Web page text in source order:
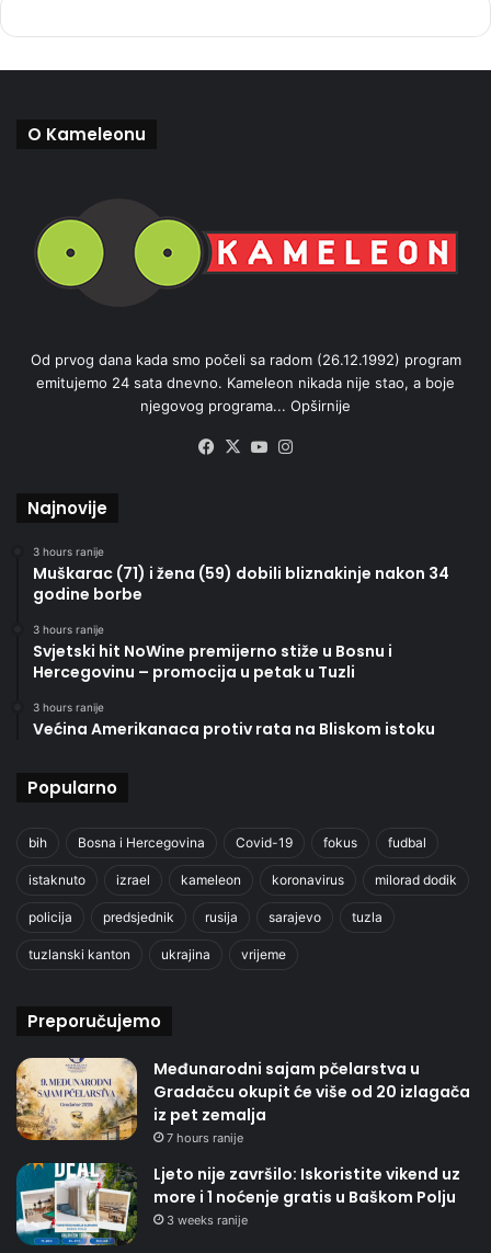
O Kameleonu
Od prvog dana kada smo počeli sa radom (26.12.1992) program
emitujemo 24 sata dnevno. Kameleon nikada nije stao, a boje
njegovog programa... Opširnije
Facebook
X YouTube
Najnovije
3 hours ranije
Muškarac (71) i žena (59) dobili bliznakinje nakon 34
godine borbe
3 hours ranije
Svjetski hit NoWine premijerno stiže u Bosnu i
Hercegovinu – promocija u petak u Tuzli
3 hours ranije
Većina Amerikanaca protiv rata na Bliskom istoku
Popularno
bih Bosna i Hercegovina Covid-19 fokus fudbal
istaknuto izrael kameleon koronavirus milorad dodik
policija predsjednik rusija sarajevo tuzla
tuzlanski kanton ukrajina vrijeme
Preporučujemo
Međunarodni sajam pčelarstva u
Gradačcu okupit će više od 20 izlagača
iz pet zemalja
7 hours ranije
Ljeto nije završilo: Iskoristite vikend uz
more i 1 noćenje gratis u Baškom Polju
3 weeks ranije